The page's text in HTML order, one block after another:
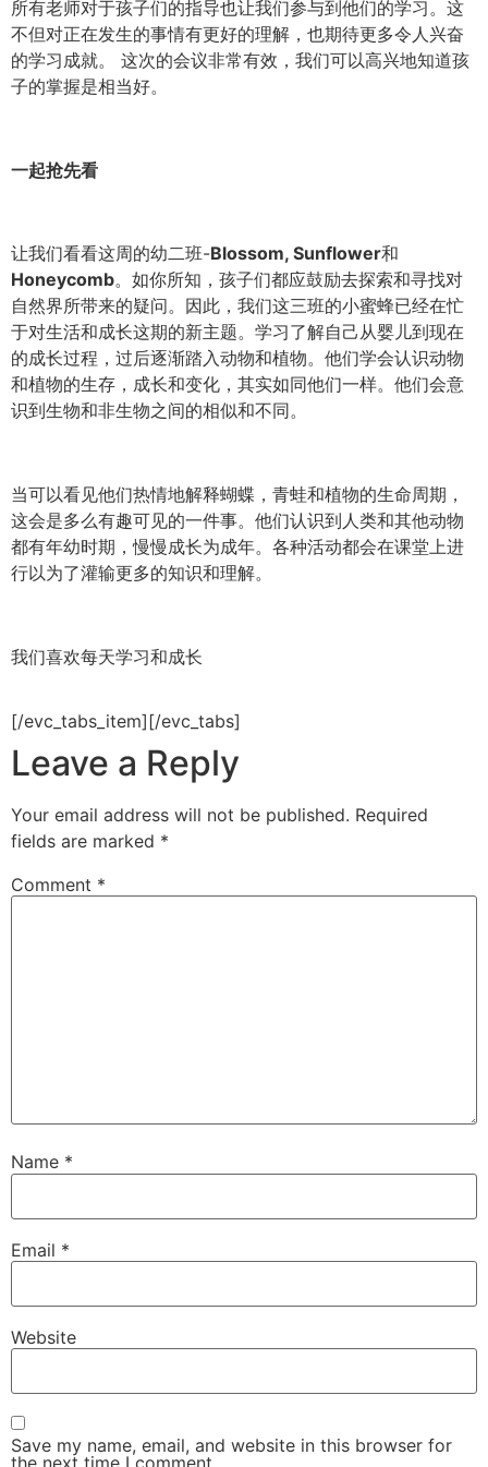
所有老师对于孩子们的指导也让我们参与到他们的学习。这
不但对正在发生的事情有更好的理解，也期待更多令人兴奋
的学习成就。 这次的会议非常有效，我们可以高兴地知道孩
子的掌握是相当好。
一起抢先看
让我们看看这周的幼二班-Blossom, Sunflower和
Honeycomb。如你所知，孩子们都应鼓励去探索和寻找对
自然界所带来的疑问。因此，我们这三班的小蜜蜂已经在忙
于对生活和成长这期的新主题。学习了解自己从婴儿到现在
的成长过程，过后逐渐踏入动物和植物。他们学会认识动物
和植物的生存，成长和变化，其实如同他们一样。他们会意
识到生物和非生物之间的相似和不同。
当可以看见他们热情地解释蝴蝶，青蛙和植物的生命周期，
这会是多么有趣可见的一件事。他们认识到人类和其他动物
都有年幼时期，慢慢成长为成年。各种活动都会在课堂上进
行以为了灌输更多的知识和理解。
我们喜欢每天学习和成长
[/evc_tabs_item][/evc_tabs]
Leave a Reply
Your email address will not be published. Required
fields are marked *
Comment *
Name *
Email *
Website
Save my name, email, and website in this browser for
the next time I comment.